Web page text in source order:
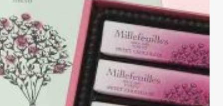
東京ばな奈ラッコ コーヒー牛乳味（グレープストーン）8個
入 1,080円
11-1 ここで買える！東京駅南通路